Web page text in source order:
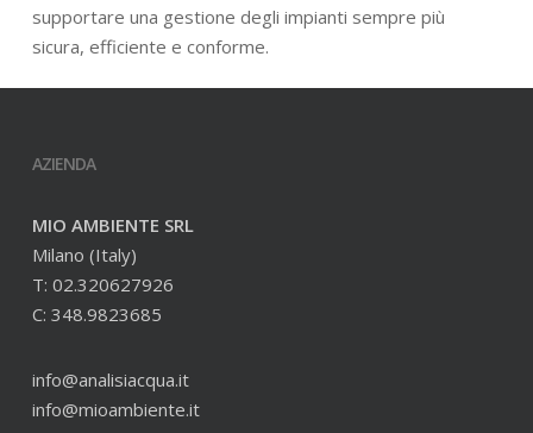
supportare una gestione degli impianti sempre più
sicura, efficiente e conforme.
AZIENDA
MIO AMBIENTE SRL
Milano (Italy)
T: 02.320627926
C: 348.9823685
info@analisiacqua.it
info@mioambiente.it